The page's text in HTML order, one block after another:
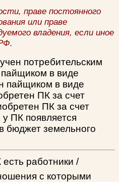
праве постоянного
или праве
владения, если иное
потребительским
в виде
пайщиком в виде
ПК за счет
ПК за счет
у ПК появляется
бюджет земельного
работники /
с которыми